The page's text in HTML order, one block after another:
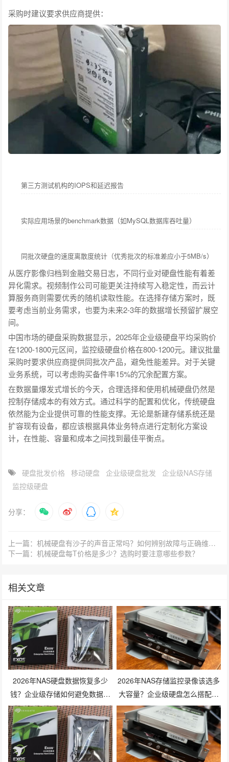
采购时建议要求供应商提供：
第三方测试机构的IOPS和延迟报告
实际应用场景的benchmark数据（如MySQL数据库吞吐量）
同批次硬盘的速度离散度统计（优秀批次的标准差应小于5MB/s）
从医疗影像归档到金融交易日志，不同行业对硬盘性能有着差
异化需求。视频制作公司可能更关注持续写入稳定性，而云计
算服务商则需要优秀的随机读取性能。在选择存储方案时，既
要考虑当前业务需求，也要为未来2-3年的数据增长预留扩展空
间。
中国市场的硬盘采购数据显示，2025年企业级硬盘平均采购价
在1200-1800元区间，监控级硬盘价格在800-1200元。建议批量
采购时要求供应商提供同批次产品，避免性能差异。对于关键
业务系统，可以考虑购买备件率15%的冗余配置方案。
在数据量爆发式增长的今天，合理选择和使用机械硬盘仍然是
控制存储成本的有效方式。通过科学的配置和优化，传统硬盘
依然能为企业提供可靠的性能支撑。无论是新建存储系统还是
扩容现有设备，都应该根据具体业务特点进行定制化方案设
计，在性能、容量和成本之间找到最佳平衡点。
硬盘批发价格 移动硬盘 企业级硬盘批发
企业级NAS存储
监控级硬盘
分享：
上一篇：机械硬盘有沙子的声音正常吗？如何辨别故障与正确维护？
下一篇：机械硬盘每T价格是多少？选购时要注意哪些参数？
相关文章
2026年NAS硬盘数据恢复多少
钱？企业级存储如何避免数据丢
失风险？
2026年NAS存储监控录像该选多
大容量？企业级硬盘怎么搭配才
划算？